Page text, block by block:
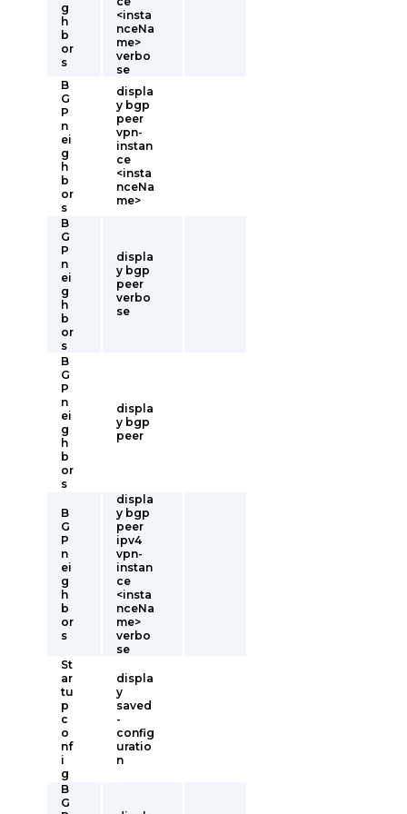
g
h
b
or
s
<insta
nceNa
me>
verbo
se
B
G
P
n
ei
g
h
b
or
s
displa
y bgp
peer
vpn-
instan
ce
<insta
nceNa
me>
B
G
P
n
ei
g
h
b
or
s
displa
y bgp
peer
verbo
se
B
G
P
n
ei
g
h
b
or
s
displa
y bgp
peer
B
G
P
n
ei
g
h
b
or
s
displa
y bgp
peer
ipv4
vpn-
instan
ce
<insta
nceNa
me>
verbo
se
St
ar
tu
p
c
o
nf
i
g
displa
y
saved
-
config
uratio
n
B
G